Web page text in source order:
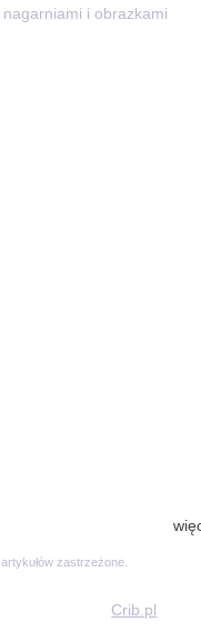
i obrazkami
zastrzeżone.
Crib.pl